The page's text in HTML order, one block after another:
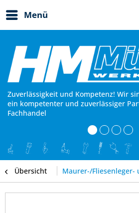
Menü
Zuverlässigkeit und Kompetenz! Wir
ein kompetenter und zuverlässiger
Fachhandel
Übersicht Maurer-/Fliesenleger-